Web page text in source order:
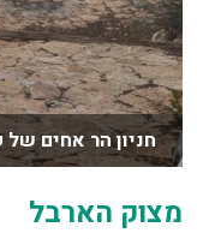
חניון הר אחים של
מצוק הארבל